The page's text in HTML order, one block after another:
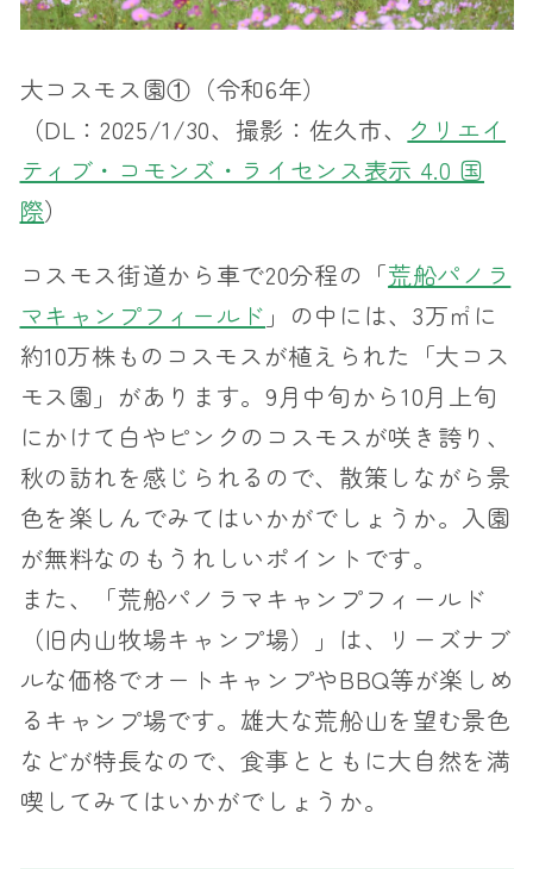
大コスモス園①（令和6年）
（DL：2025/1/30、撮影：佐久市、
クリエイ
ティブ・コモンズ・ライセンス表示 4.0 国
際）
コスモス街道から車で20分程の「荒船パノラ
マキャンプフィールド 」の中には、3万㎡に
約10万株ものコスモスが植えられた「大コス
モス園」があります。9月中旬から10月上旬
にかけて白やピンクのコスモスが咲き誇り、
秋の訪れを感じられるので、散策しながら景
色を楽しんでみてはいかがでしょうか。入園
が無料なのもうれしいポイントです。
また、「荒船パノラマキャンプフィールド
（旧内山牧場キャンプ場）」は、リーズナブ
ルな価格でオートキャンプやBBQ等が楽しめ
るキャンプ場です。雄大な荒船山を望む景色
などが特長なので、食事とともに大自然を満
喫してみてはいかがでしょうか。